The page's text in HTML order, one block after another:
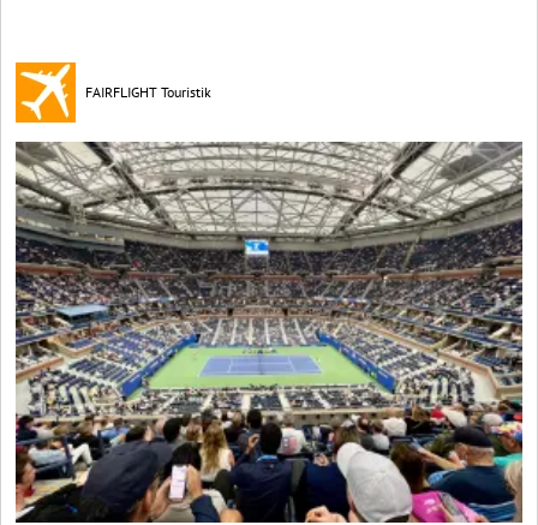
FAIRFLIGHT Touristik